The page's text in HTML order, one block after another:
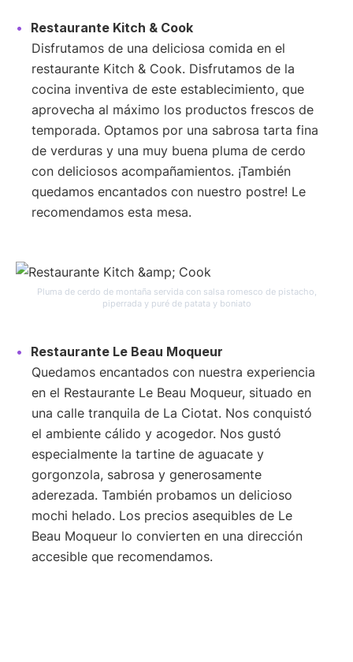
Restaurante Kitch & Cook
Disfrutamos de una deliciosa comida en el
restaurante Kitch & Cook. Disfrutamos de la
cocina inventiva de este establecimiento, que
aprovecha al máximo los productos frescos de
temporada. Optamos por una sabrosa tarta fina
de verduras y una muy buena pluma de cerdo
con deliciosos acompañamientos. ¡También
quedamos encantados con nuestro postre! Le
recomendamos esta mesa.
Pluma de cerdo de montaña servida con salsa romesco de pistacho,
piperrada y puré de patata y boniato
Restaurante Le Beau Moqueur
Quedamos encantados con nuestra experiencia
en el Restaurante Le Beau Moqueur, situado en
una calle tranquila de La Ciotat. Nos conquistó
el ambiente cálido y acogedor. Nos gustó
especialmente la tartine de aguacate y
gorgonzola, sabrosa y generosamente
aderezada. También probamos un delicioso
mochi helado. Los precios asequibles de Le
Beau Moqueur lo convierten en una dirección
accesible que recomendamos.